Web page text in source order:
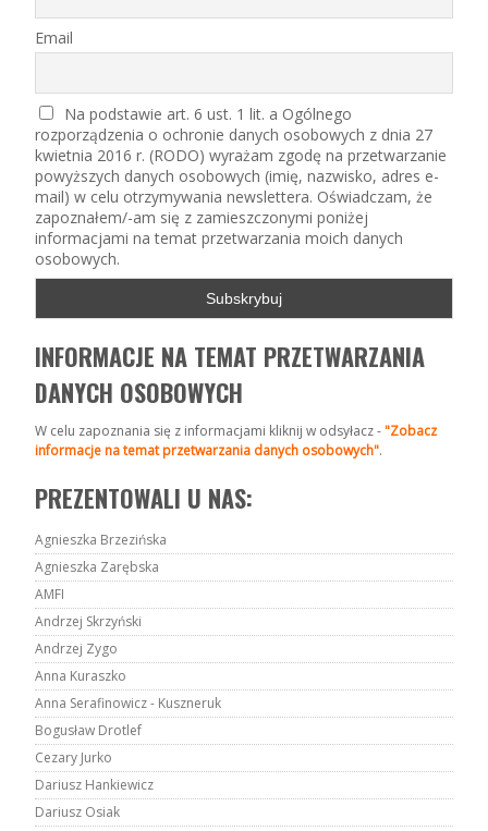
Email
Na podstawie art. 6 ust. 1 lit. a Ogólnego
rozporządzenia o ochronie danych osobowych z dnia 27
kwietnia 2016 r. (RODO) wyrażam zgodę na przetwarzanie
powyższych danych osobowych (imię, nazwisko, adres e-
mail) w celu otrzymywania newslettera. Oświadczam, że
zapoznałem/-am się z zamieszczonymi poniżej
informacjami na temat przetwarzania moich danych
osobowych.
INFORMACJE NA TEMAT PRZETWARZANIA
DANYCH OSOBOWYCH
W celu zapoznania się z informacjami kliknij w odsyłacz -"Zobacz
informacje na temat przetwarzania danych osobowych".
PREZENTOWALI U NAS:
Agnieszka Brzezińska
Agnieszka Zarębska
AMFI
Andrzej Skrzyński
Andrzej Zygo
Anna Kuraszko
Anna Serafinowicz - Kuszneruk
Bogusław Drotlef
Cezary Jurko
Dariusz Hankiewicz
Dariusz Osiak